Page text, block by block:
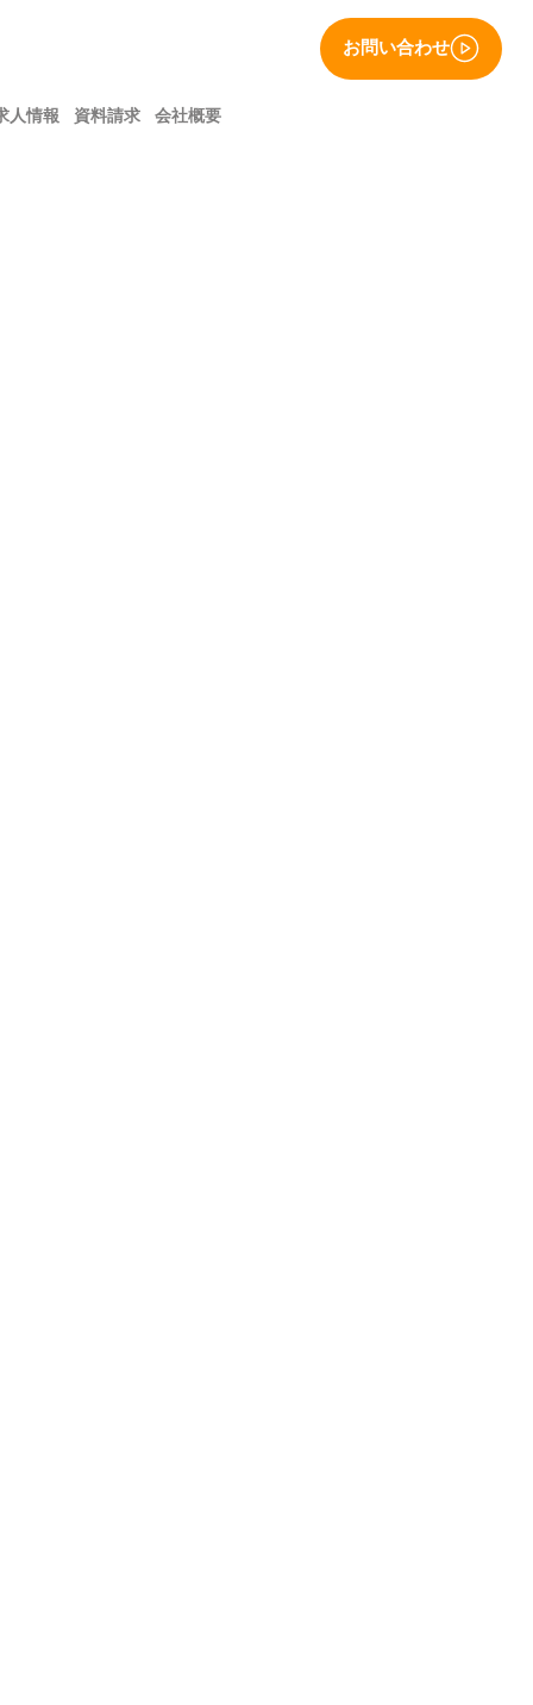
人情報 資料請求 会社概要
お問い合わせ